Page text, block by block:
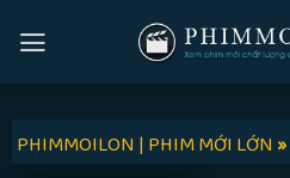
PHIMMOILON | PHIM MỚI LỚN»